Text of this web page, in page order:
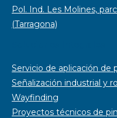
Pol. Ind. Les Molines,
(Tarragona)
Servicio de aplicación de
Señalización industrial y
Wayfinding
Proyectos técnicos de